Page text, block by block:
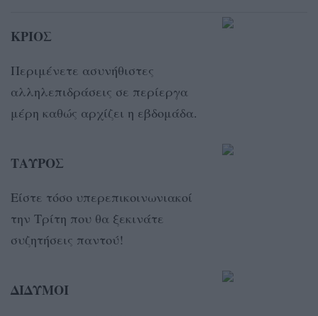
ΚΡΙΟΣ
Περιμένετε ασυνήθιστες
αλληλεπιδράσεις σε περίεργα
μέρη καθώς αρχίζει η εβδομάδα.
ΤΑΥΡΟΣ
Είστε τόσο υπερεπικοινωνιακοί
την Τρίτη που θα ξεκινάτε
συζητήσεις παντού!
ΔΙΔΥΜΟΙ